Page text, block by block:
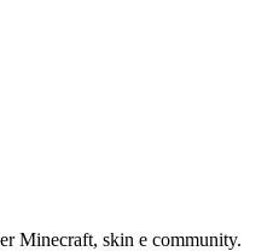
Minecraft, skin e community.